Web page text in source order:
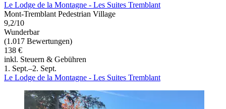
Le Lodge de la Montagne - Les Suites Tremblant
Mont-Tremblant Pedestrian Village
9,2/10
Wunderbar
(1.017 Bewertungen)
138 €
inkl. Steuern & Gebühren
1. Sept.–2. Sept.
Le Lodge de la Montagne - Les Suites Tremblant